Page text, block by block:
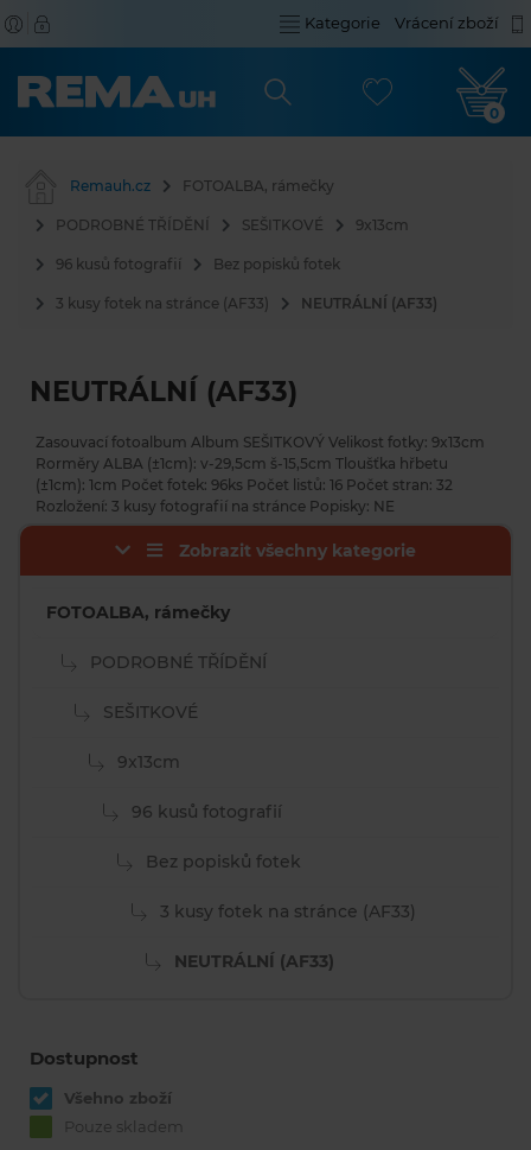
Kategorie Vrácení zboží
0
Remauh.cz FOTOALBA, rámečky
PODROBNÉ TŘÍDĚNÍ SEŠITKOVÉ 9x13cm
96 kusů fotografií Bez popisků fotek
3 kusy fotek na stránce (AF33) NEUTRÁLNÍ (AF33)
NEUTRÁLNÍ (AF33)
Zasouvací fotoalbum Album SEŠITKOVÝ Velikost fotky: 9x13cm
Rorměry ALBA (±1cm): v-29,5cm š-15,5cm Tloušťka hřbetu
(±1cm): 1cm Počet fotek: 96ks Počet listů: 16 Počet stran: 32
Rozložení: 3 kusy fotografií na stránce Popisky: NE
Zobrazit všechny kategorie
FOTOALBA, rámečky
PODROBNÉ TŘÍDĚNÍ
SEŠITKOVÉ
9x13cm
96 kusů fotografií
Bez popisků fotek
3 kusy fotek na stránce (AF33)
NEUTRÁLNÍ (AF33)
Dostupnost
Všehno zboží
Pouze skladem